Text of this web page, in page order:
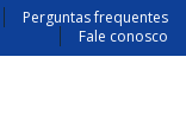
Perguntas frequentes
Fale conosco